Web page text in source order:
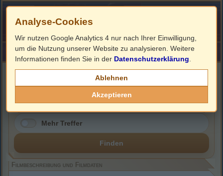
HOME ImpressumLinks
Filmbeschreibung, Cover & DVD Infos
Mehr Treffer
Finden
Filmbeschreibung und Filmdaten
Analyse-Cookies
Wir nutzen Google Analytics 4 nur nach Ihrer Einwilligung,
um die Nutzung unserer Website zu analysieren. Weitere
Informationen finden Sie in der Datenschutzerklärung
Ablehnen
Akzeptieren